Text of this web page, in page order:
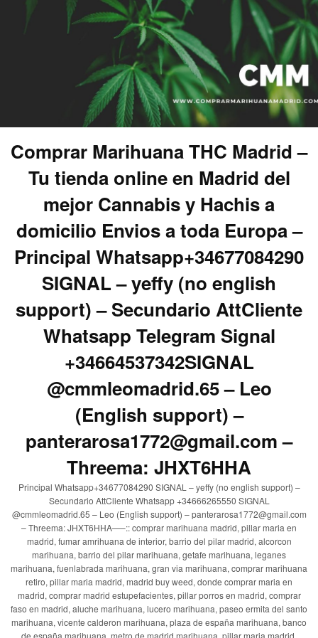
Comprar Marihuana THC Madrid –
Tu tienda online en Madrid del
mejor Cannabis y Hachis a
domicilio Envios a toda Europa –
Principal Whatsapp+34677084290
SIGNAL – yeffy (no english
support) – Secundario AttCliente
Whatsapp Telegram Signal
+34664537342SIGNAL
@cmmleomadrid.65 – Leo
(English support) –
panterarosa1772@gmail.com –
Threema: JHXT6HHA
Principal Whatsapp+34677084290 SIGNAL – yeffy (no english support) –
Secundario AttCliente Whatsapp +34666265550 SIGNAL
@cmmleomadrid.65 – Leo (English support) – panterarosa1772@gmail.com
– Threema: JHXT6HHA—–:: comprar marihuana madrid, pillar maria en
madrid, fumar amrihuana de interior, barrio del pilar madrid, alcorcon
marihuana, barrio del pilar marihuana, getafe marihuana, leganes
marihuana, fuenlabrada marihuana, gran via marihuana, comprar marihuana
retiro, pillar maria madrid, madrid buy weed, donde comprar maria en
madrid, comprar madrid estupefacientes, pillar porros en madrid, comprar
faso en madrid, aluche marihuana, lucero marihuana, paseo ermita del santo
marihuana, vicente calderon marihuana, plaza de españa marihuana, banco